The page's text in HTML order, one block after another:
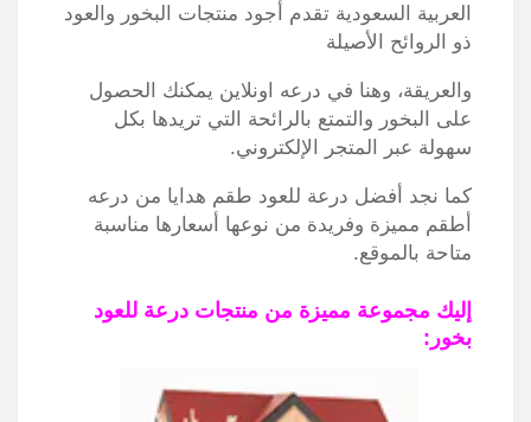
العربية السعودية تقدم أجود منتجات البخور والعود
ذو الروائح الأصيلة
والعريقة، وهنا في درعه اونلاين يمكنك الحصول
على البخور والتمتع بالرائحة التي تريدها بكل
سهولة عبر المتجر الإلكتروني.
كما نجد أفضل درعة للعود طقم هدايا من درعه
أطقم مميزة وفريدة من نوعها أسعارها مناسبة
متاحة بالموقع.
إليك مجموعة مميزة من منتجات درعة للعود
بخور: